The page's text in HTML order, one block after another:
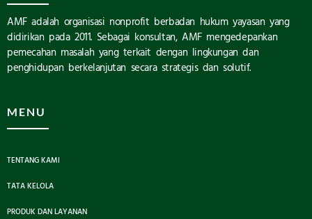
AMF adalah organisasi nonprofit berbadan hukum yayasan yang
didirikan pada 2011. Sebagai konsultan, AMF mengedepankan
pemecahan masalah yang terkait dengan lingkungan dan
penghidupan berkelanjutan secara strategis dan solutif.
MENU
TENTANG KAMI
TATA KELOLA
PRODUK DAN LAYANAN